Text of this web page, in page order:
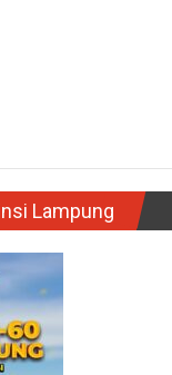
Lampung